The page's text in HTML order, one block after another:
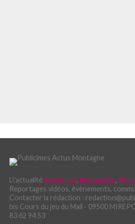
L\'actualité #stations, #économie,
Reportages vidéos, évènements,
Contacter la rédaction :
bis Cours du jeu du Mail - 09500
83 62 94 53